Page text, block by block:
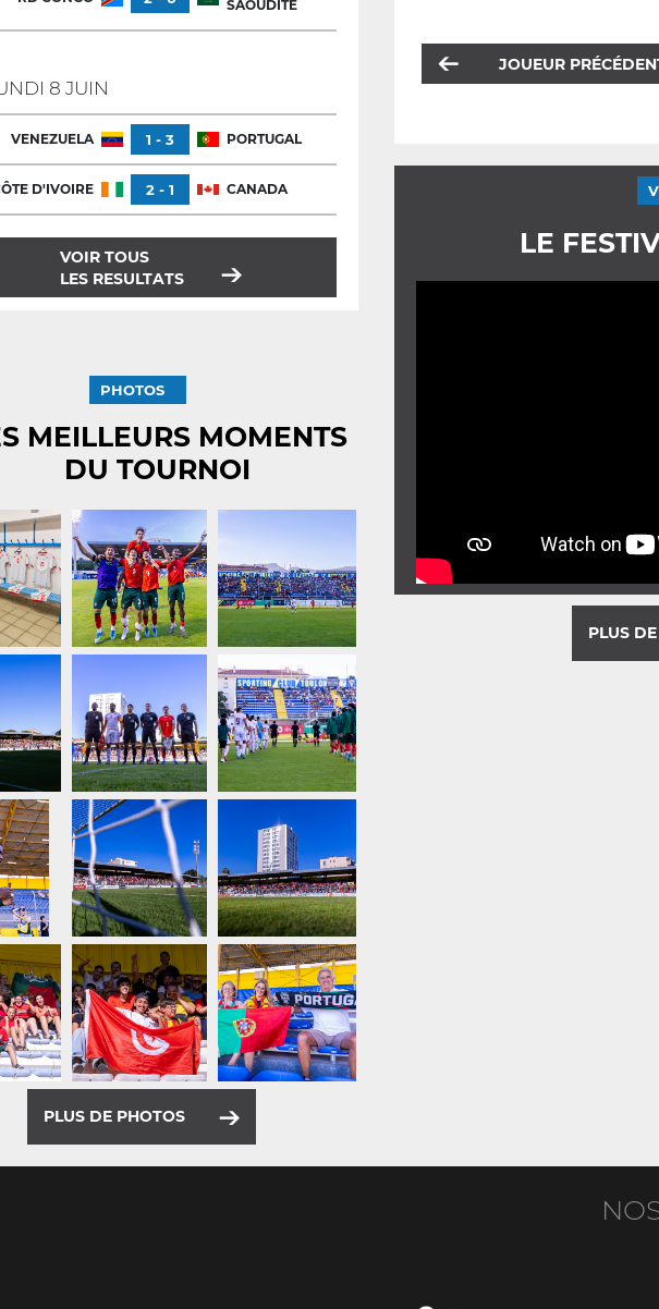
SAOUDITE
8 JUIN
VENEZUELA 1 - 3 PORTUGAL
D'IVOIRE 2 - 1 CANADA
VOIR TOUS
LES RESULTATS
PHOTOS
MEILLEURS MOMENTS
DU TOURNOI
PLUS DE PHOTOS
JOUEUR
LE
PLUS